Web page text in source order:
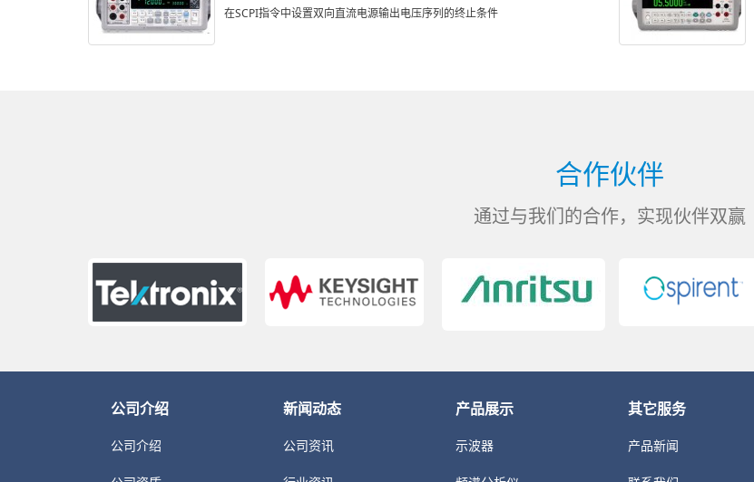
在SCPI指令中设置双向直流电源输出电压序列的终止条件
合作伙伴
通过与我们的合作，实现伙伴双赢
公司介绍
公司介绍
新闻动态
公司资讯
产品展示
示波器
其它服务
产品新闻